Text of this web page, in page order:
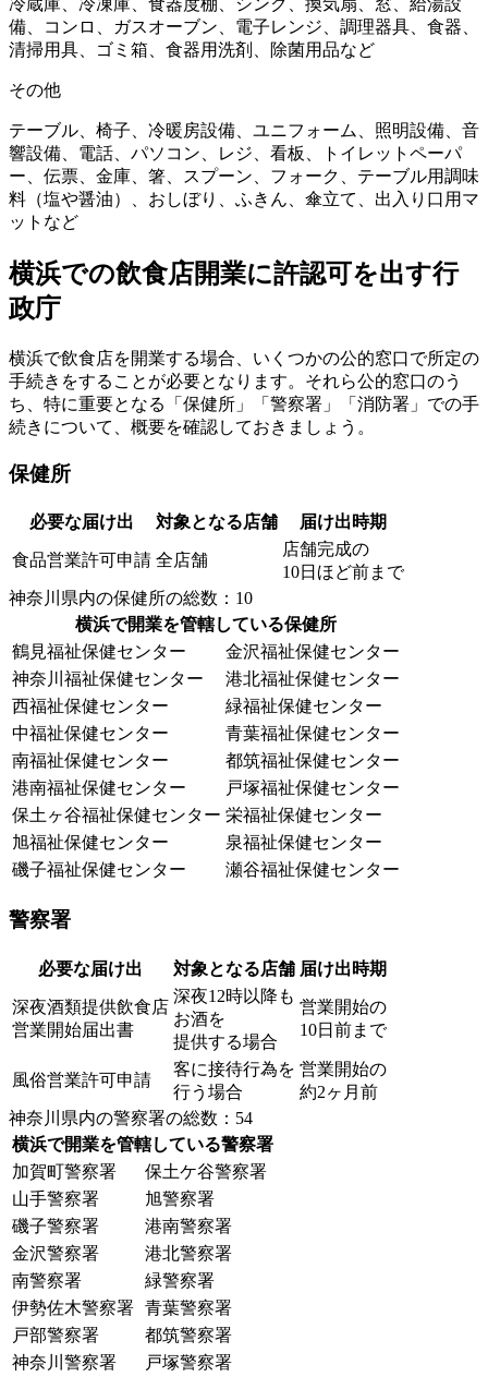
冷蔵庫、冷凍庫、食器度棚、シンク、換気扇、窓、給湯設
備、コンロ、ガスオーブン、電子レンジ、調理器具、食器、
清掃用具、ゴミ箱、食器用洗剤、除菌用品など
その他
テーブル、椅子、冷暖房設備、ユニフォーム、照明設備、音
響設備、電話、パソコン、レジ、看板、トイレットペーパ
ー、伝票、金庫、箸、スプーン、フォーク、テーブル用調味
料（塩や醤油）、おしぼり、ふきん、傘立て、出入り口用マ
ットなど
横浜での飲食店開業に許認可を出す行
政庁
横浜で飲食店を開業する場合、いくつかの公的窓口で所定の
手続きをすることが必要となります。それら公的窓口のう
ち、特に重要となる「保健所」「警察署」「消防署」での手
続きについて、概要を確認しておきましょう。
保健所
必要な届け出 対象となる店舗 届け出時期
食品営業許可申請 全店舗
店舗完成の
10日ほど前まで
神奈川県内の保健所の総数：10
横浜で開業を管轄している保健所
鶴見福祉保健センター
金沢福祉保健センター
神奈川福祉保健センター
港北福祉保健センター
西福祉保健センター
緑福祉保健センター
中福祉保健センター
青葉福祉保健センター
南福祉保健センター
都筑福祉保健センター
港南福祉保健センター
戸塚福祉保健センター
保土ヶ谷福祉保健センター 栄福祉保健センター
旭福祉保健センター
泉福祉保健センター
磯子福祉保健センター
瀬谷福祉保健センター
警察署
必要な届け出 対象となる店舗 届け出時期
深夜酒類提供飲食店
営業開始届出書
深夜12時以降も
お酒を
提供する場合
営業開始の
10日前まで
風俗営業許可申請
客に接待行為を
行う場合
営業開始の
約2ヶ月前
神奈川県内の警察署の総数：54
横浜で開業を管轄している警察署
加賀町警察署
保土ケ谷警察署
山手警察署
旭警察署
磯子警察署
港南警察署
金沢警察署
港北警察署
南警察署
緑警察署
伊勢佐木警察署 青葉警察署
戸部警察署
都筑警察署
神奈川警察署
戸塚警察署